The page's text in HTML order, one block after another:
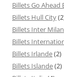
Billets Go Ahead
Billets Hull City
Billets Inter Milan
Billets
Billets Irlande(2)
Billets Islande(2)